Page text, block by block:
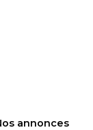
annonces